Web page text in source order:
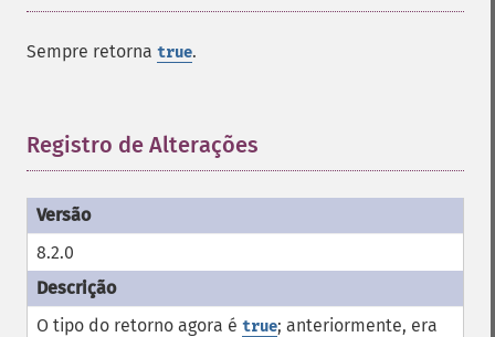
Sempre retorna true.
Registro de Alterações
8.2.0
O tipo do retorno agora é true; anteriormente, era